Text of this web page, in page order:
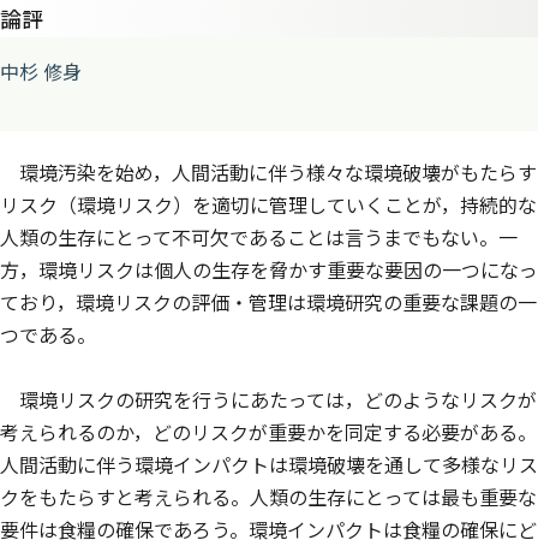
論評
中杉 修身
環境汚染を始め，人間活動に伴う様々な環境破壊がもたらす
リスク（環境リスク）を適切に管理していくことが，持続的な
人類の生存にとって不可欠であることは言うまでもない。一
方，環境リスクは個人の生存を脅かす重要な要因の一つになっ
ており，環境リスクの評価・管理は環境研究の重要な課題の一
つである。
環境リスクの研究を行うにあたっては，どのようなリスクが
考えられるのか，どのリスクが重要かを同定する必要がある。
人間活動に伴う環境インパクトは環境破壊を通して多様なリス
クをもたらすと考えられる。人類の生存にとっては最も重要な
要件は食糧の確保であろう。環境インパクトは食糧の確保にど